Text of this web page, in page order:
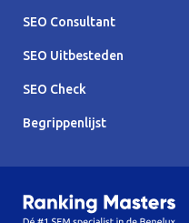
SEO Consultant
SEO Uitbesteden
SEO Check
Begrippenlijst